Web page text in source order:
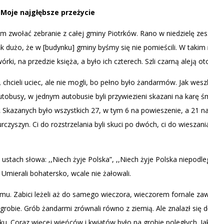
Moje najgłębsze przeżycie
zwołać zebranie z całej gminy Piotrków. Rano w niedzielę
dużo, że w [budynku] gminy byśmy się nie pomieścili. W
na przedzie księża, a było ich czterech. Szli czarną aleją
uciec, ale nie mogli, bo pełno było żandarmów. Jak
w jednym autobusie byli przywiezieni skazani na karę
było wszystkich 27, w tym 6 na powieszenie, a 21
Ci do rozstrzelania byli skuci po dwóch, ci do
słowa: ,,Niech żyje Polska”, ,,Niech żyje Polska
bohatersko, wcale nie żałowali.
Zabici leżeli aż do samego wieczora, wieczorem fornale
Grób żandarmi zrównali równo z ziemią. Ale znalazł się